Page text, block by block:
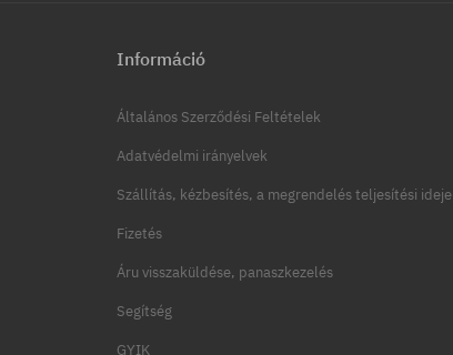
Információ
Általános Szerződési Feltételek
Adatvédelmi irányelvek
Szállítás, kézbesítés, a megrendelés teljesítési ideje
Fizetés
Áru visszaküldése, panaszkezelés
Segítség
GYIK